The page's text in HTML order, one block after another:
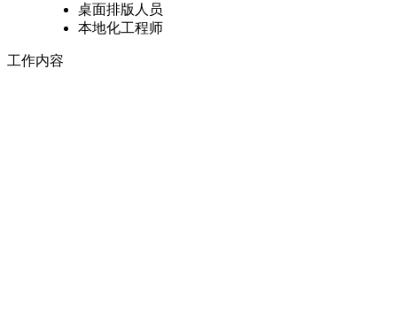
桌面排版人员
本地化工程师
工作内容